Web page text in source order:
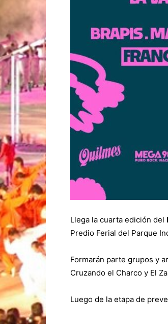
Llega la cuarta edición del
Predio Ferial del Parque
Formarán parte grupos y
Cruzando el Charco y El
Luego de la etapa de